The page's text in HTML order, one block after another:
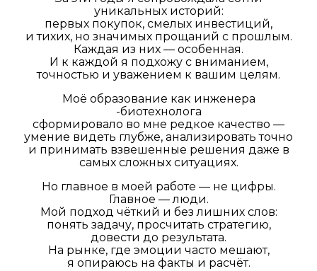
уникальных историй:
первых покупок, смелых инвестиций,
и тихих, но значимых прощаний с прошлым.
Каждая из них — особенная.
И к каждой я подхожу с вниманием,
точностью и уважением к вашим целям.
Моё образование как инженера
-биотехнолога
сформировало во мне редкое качество —
умение видеть глубже, анализировать точно
и принимать взвешенные решения даже в
самых сложных ситуациях.
Но главное в моей работе — не цифры.
Главное — люди.
Мой подход чёткий и без лишних слов:
понять задачу, просчитать стратегию,
довести до результата.
На рынке, где эмоции часто мешают,
я опираюсь на факты и расчёт.